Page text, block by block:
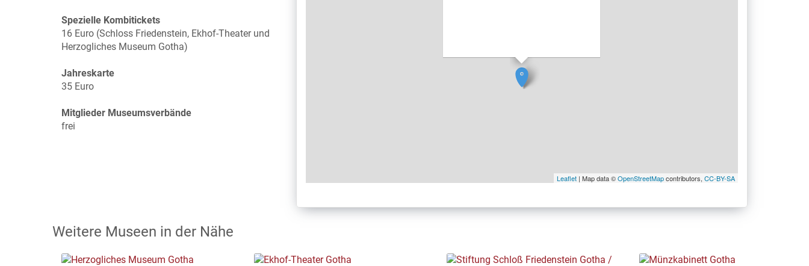
Spezielle Kombitickets
16 Euro (Schloss Friedenstein, Ekhof-Theater und
Herzogliches Museum Gotha)
Jahreskarte
35 Euro
Mitglieder Museumsverbände
frei
Leaflet | Map data ©OpenStreetMapcontributors, CC-BY-SA
Weitere Museen in der Nähe